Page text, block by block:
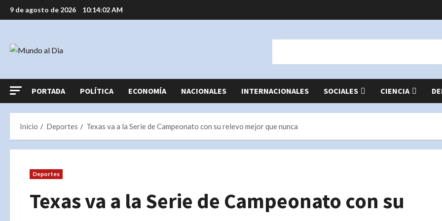
Saltar
al
9 de agosto de 2026 10:14:03 AM
PORTADA POLÍTICA ECONOMÍA NACIONALES INTERNACIONALES SOCIALES CIENCIA
Inicio Deportes Texas va a la Serie de Campeonato con su relevo mejor que nunca
Deportes
Texas va a la Serie de Campeonato con su